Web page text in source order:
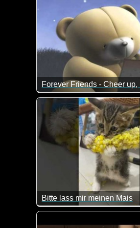
Forever Friends - Cheer up,
Nicht funny, aber weil
Bitte lass mir meinen Mais
Ist das nicht goldig?